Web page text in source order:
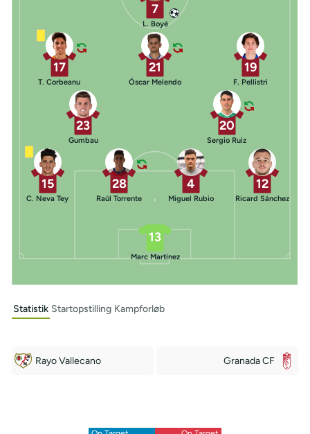
13
Marc Martínez
15
C. Neva Tey
28
Raúl Torrente
4
Miguel Rubio
12
Ricard Sánchez
23
Gumbau
20
Sergio Ruiz
17
T. Corbeanu
21
Óscar Melendo
19
F. Pellistri
7
L. Boyé
Statistik Startopstilling Kampforløb
Rayo Vallecano Granada CF